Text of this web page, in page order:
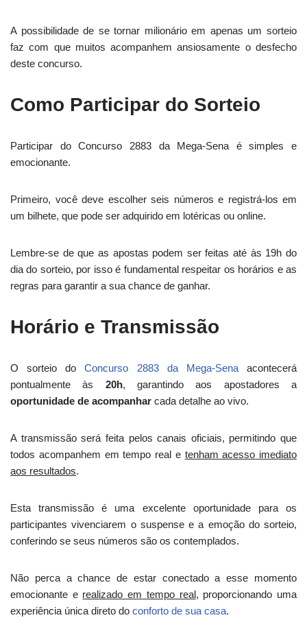
A possibilidade de se tornar milionário em apenas um sorteio
faz com que muitos acompanhem ansiosamente o desfecho
deste concurso.
Como Participar do Sorteio
Participar do Concurso 2883 da Mega-Sena é simples e
emocionante.
Primeiro, você deve escolher seis números e registrá-los em
um bilhete, que pode ser adquirido em lotéricas ou online.
Lembre-se de que as apostas podem ser feitas até às 19h do
dia do sorteio, por isso é fundamental respeitar os horários e as
regras para garantir a sua chance de ganhar.
Horário e Transmissão
O sorteio doConcurso 2883 da Mega-Senaacontecerá
pontualmente às 20h, garantindo aos apostadores a
oportunidade de acompanhar cada detalhe ao vivo.
A transmissão será feita pelos canais oficiais, permitindo que
todos acompanhem em tempo real e tenham acesso imediato
aos resultados.
Esta transmissão é uma excelente oportunidade para os
participantes vivenciarem o suspense e a emoção do sorteio,
conferindo se seus números são os contemplados.
Não perca a chance de estar conectado a esse momento
emocionante e realizado em tempo real, proporcionando uma
experiência única direto do conforto de sua casa.